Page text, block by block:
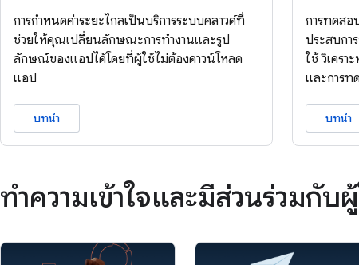
การกำหนดค่าระยะไกลเป็นบริการระบบคลาวด์ที่
ช่วยให้คุณเปลี่ยนลักษณะการทำงานและรูป
ลักษณ์ของแอปได้โดยที่ผู้ใช้ไม่ต้องดาวน์โหลด
แอป
บทนำ
การทดส
ประสบกา
ใช้ วิเคร
และการท
บทนำ
ทำความเข้าใจและมีส่วนร่วมกับ